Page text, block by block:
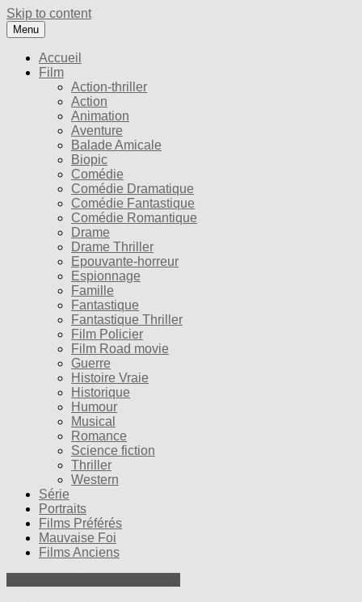
Skip to content
Menu
Accueil
Film
Action-thriller
Action
Animation
Aventure
Balade Amicale
Biopic
Comédie
Comédie Dramatique
Comédie Fantastique
Comédie Romantique
Drame
Drame Thriller
Epouvante-horreur
Espionnage
Famille
Fantastique
Fantastique Thriller
Film Policier
Film Road movie
Guerre
Histoire Vraie
Historique
Humour
Musical
Romance
Science fiction
Thriller
Western
Série
Portraits
Films Préférés
Mauvaise Foi
Films Anciens